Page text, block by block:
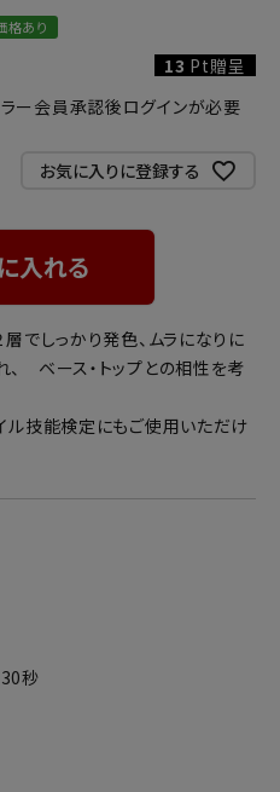
格あり
13 Pt贈呈
ー会員承認後ログインが必要
お気に入りに登録する
入れる
でしっかり発色、ムラになりに
、 ベース・トップとの相性を考
ル技能検定にもご使用いただけ
30秒